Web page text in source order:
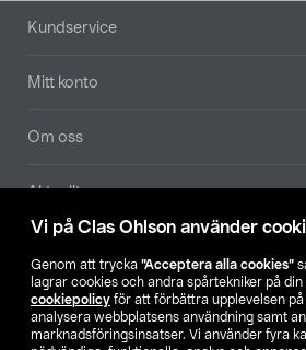
Vi på Clas Ohlson använder
Genom att trycka ”Acceptera alla cookies”
lagrar cookies och andra spårtekniker på din
cookiepolicy för att förbättra upplevelsen på
analysera webbplatsens användning samt
marknadsföringsinsatser. Vi använder fyra
Sidfot
Kundservice
Mitt konto
Om oss
Aktuellt
Hitta butik